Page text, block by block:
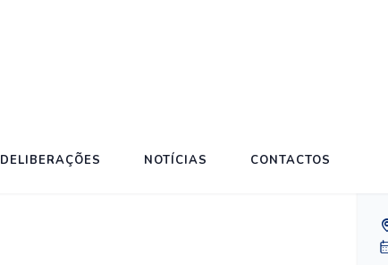
DELIBERAÇÕES NOTÍCIAS CONTACTOS